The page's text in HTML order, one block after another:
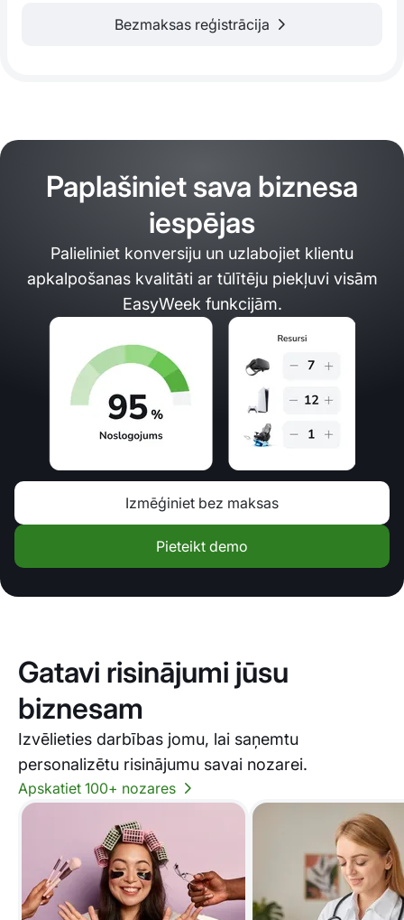
Bezmaksas reģistrācija
Paplašiniet sava biznesa
iespējas
Palieliniet konversiju un uzlabojiet klientu
apkalpošanas kvalitāti ar tūlītēju piekļuvi visām
EasyWeek funkcijām.
Izmēģiniet bez maksas
Pieteikt demo
Gatavi risinājumi jūsu
biznesam
Izvēlieties darbības jomu, lai saņemtu
personalizētu risinājumu savai nozarei.
Apskatiet 100+ nozares